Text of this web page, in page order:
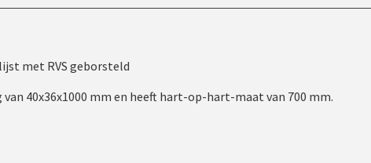
met RVS geborsteld
40x36x1000 mm en heeft hart-op-hart-maat van 700 mm.